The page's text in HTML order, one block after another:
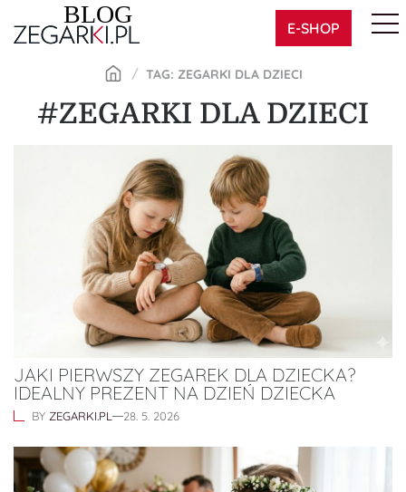
E-SHOP
TAG: ZEGARKI DLA DZIECI
#ZEGARKI DLA DZIECI
JAKI PIERWSZY ZEGAREK DLA DZIECKA?
IDEALNY PREZENT NA DZIEŃ DZIECKA
BY ZEGARKI.PL 28. 5. 2026